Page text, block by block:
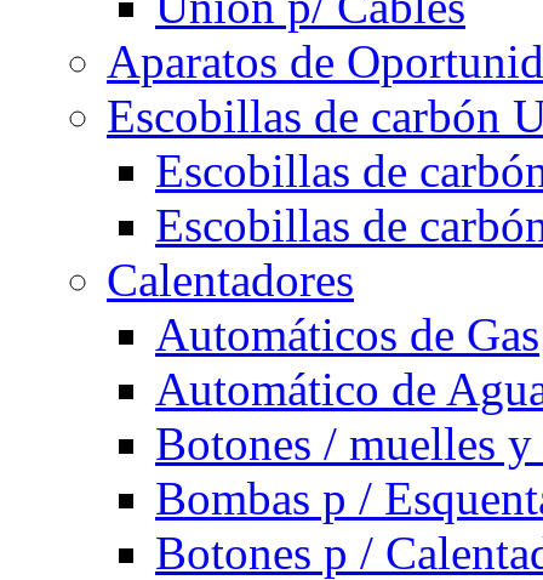
Aparatos de
Escobillas de carbón
Escobillas de
Escobillas de
Calentadores
Automáticos de Gas
Automático de
Botones / muelles
Bombas p /
Botones p /